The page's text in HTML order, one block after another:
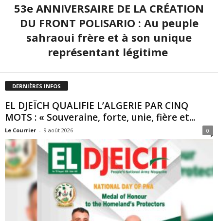
53e ANNIVERSAIRE DE LA CRÉATION
DU FRONT POLISARIO : Au peuple
sahraoui frère et à son unique
représentant légitime
DERNIÈRES INFOS
EL DJEÏCH QUALIFIE L’ALGERIE PAR CINQ
MOTS : « Souveraine, forte, unie, fière et...
Le Courrier - 9 août 2026 0